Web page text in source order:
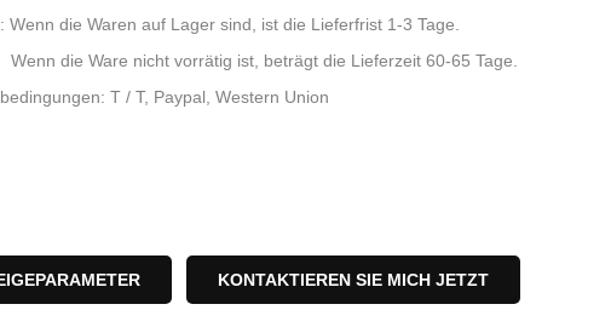
Wenn die Waren auf Lager sind, ist die Lieferfrist 1-3 Tage.
Ware nicht vorrätig ist, beträgt die Lieferzeit 60-65 Tage.
T / T, Paypal, Western Union
KONTAKTIEREN SIE MICH JETZT